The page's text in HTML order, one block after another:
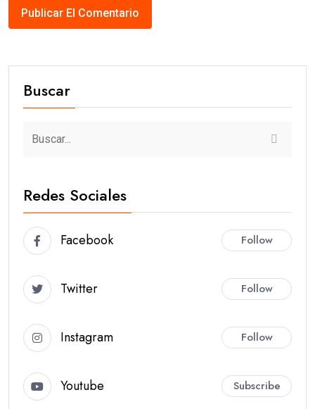
Buscar
Redes Sociales
Facebook Follow
Twitter Follow
Instagram Follow
Youtube Subscribe